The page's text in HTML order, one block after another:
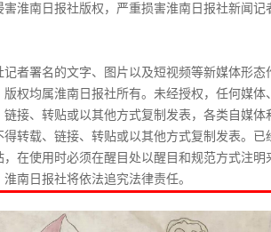
害淮南日报社版权，严重损害淮南日报社新闻记
记者署名的文字、图片以及短视频等新媒体形态
权均属淮南日报社所有。未经授权，任何媒体、
链接、转贴或以其他方式复制发表，各类自媒体
得转载、链接、转贴或以其他方式复制发表。已
，在使用时必须在醒目处以醒目和规范方式注明
南日报社将依法追究法律责任。